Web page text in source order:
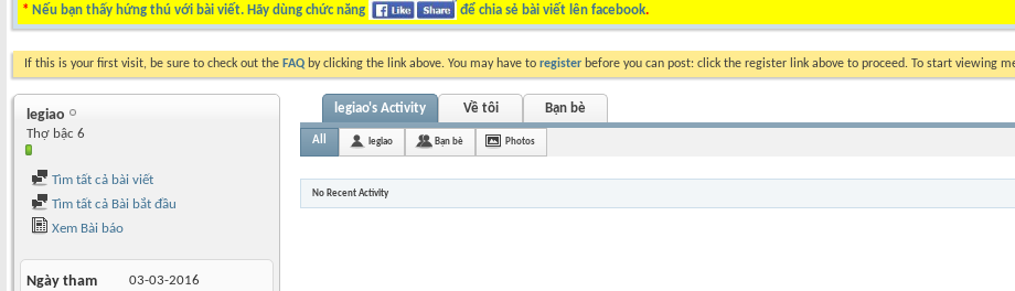
* Nếu bạn thấy hứng thú với bài viết. Hãy dùng chức năng để chia sẻ bài viết lên facebook.
If this is your first visit, be sure to check out the FAQ by clicking the link above. You may have to register before you can post: click the register link above to proceed. To start viewing
legiao
Thợ bậc 6
Tìm tất cả bài viết
Tìm tất cả Bài bắt đầu
Xem Bài báo
Ngày tham
03-03-2016
legiao's Activity Về tôi Bạn bè
All legiao Bạn bè Photos
No Recent Activity